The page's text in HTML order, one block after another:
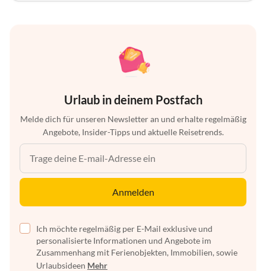
Urlaub in deinem Postfach
Melde dich für unseren Newsletter an und erhalte regelmäßig
Angebote, Insider-Tipps und aktuelle Reisetrends.
Anmelden
Ich möchte regelmäßig per E-Mail exklusive und
personalisierte Informationen und Angebote im
Zusammenhang mit Ferienobjekten, Immobilien, sowie
Urlaubsideen Mehr